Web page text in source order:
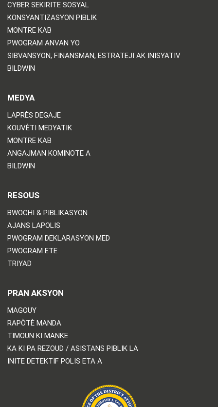
CYBER SEKIRITE SOSYAL
KONSYANTIZASYON PIBLIK
MONTRE KAB
PWOGRAM ANVAN YO
SIBVANSYON, FINANSMAN, ESTRATEJI AK INISYATIV
BILDWIN
MEDYA
LAPRÈS DEGAJE
KOUVÈTI MEDYATIK
MONTRE KAB
ANGAJMAN KOMINOTE A
BILDWIN
RESOUS
BWOCHI & PIBLIKASYON
AJANS LAPOLIS
PWOGRAM DEKLARASYON MED
PWOGRAM ETE
TRIYAD
PRAN AKSYON
MAGOUY
RAPÒTÈ MANDA
TIMOUN KI MANKE
KA KI PA REZOUD / ASISTANS PIBLIK LA
INITE DETEKTIF POLIS ETA A